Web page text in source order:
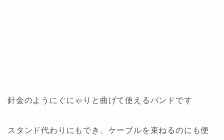
針金のようにぐにゃりと曲げて使えるバンドです
スタンド代わりにもでき、ケーブルを束ねるのにも便